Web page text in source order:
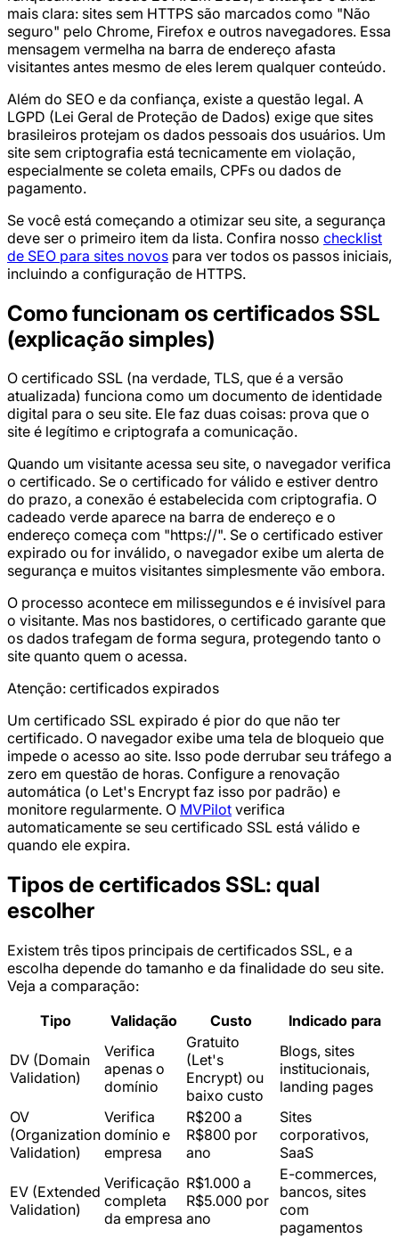
mais clara: sites sem HTTPS são marcados como "Não
seguro" pelo Chrome, Firefox e outros navegadores. Essa
mensagem vermelha na barra de endereço afasta
visitantes antes mesmo de eles lerem qualquer conteúdo.
Além do SEO e da confiança, existe a questão legal. A
LGPD (Lei Geral de Proteção de Dados) exige que sites
brasileiros protejam os dados pessoais dos usuários. Um
site sem criptografia está tecnicamente em violação,
especialmente se coleta emails, CPFs ou dados de
pagamento.
Se você está começando a otimizar seu site, a segurança
deve ser o primeiro item da lista. Confira nosso checklist
de SEO para sites novos para ver todos os passos iniciais,
incluindo a configuração de HTTPS.
Como funcionam os certificados SSL
(explicação simples)
O certificado SSL (na verdade, TLS, que é a versão
atualizada) funciona como um documento de identidade
digital para o seu site. Ele faz duas coisas: prova que o
site é legítimo e criptografa a comunicação.
Quando um visitante acessa seu site, o navegador verifica
o certificado. Se o certificado for válido e estiver dentro
do prazo, a conexão é estabelecida com criptografia. O
cadeado verde aparece na barra de endereço e o
endereço começa com "https://". Se o certificado estiver
expirado ou for inválido, o navegador exibe um alerta de
segurança e muitos visitantes simplesmente vão embora.
O processo acontece em milissegundos e é invisível para
o visitante. Mas nos bastidores, o certificado garante que
os dados trafegam de forma segura, protegendo tanto o
site quanto quem o acessa.
Atenção: certificados expirados
Um certificado SSL expirado é pior do que não ter
certificado. O navegador exibe uma tela de bloqueio que
impede o acesso ao site. Isso pode derrubar seu tráfego a
zero em questão de horas. Configure a renovação
automática (o Let's Encrypt faz isso por padrão) e
monitore regularmente. O MVPilot verifica
automaticamente se seu certificado SSL está válido e
quando ele expira.
Tipos de certificados SSL: qual
escolher
Existem três tipos principais de certificados SSL, e a
escolha depende do tamanho e da finalidade do seu site.
Veja a comparação:
Tipo
Validação Custo Indicado para
DV (Domain
Validation)
Verifica
apenas o
domínio
Gratuito
(Let's
Encrypt) ou
baixo custo
Blogs, sites
institucionais,
landing pages
OV
(Organization
Validation)
Verifica
domínio e
empresa
R$200 a
R$800 por
ano
Sites
corporativos,
SaaS
EV (Extended
Validation)
Verificação
completa
da empresa
R$1.000 a
R$5.000 por
ano
E-commerces,
bancos, sites
com
pagamentos